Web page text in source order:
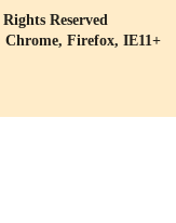
Reserved
Firefox, IE11+